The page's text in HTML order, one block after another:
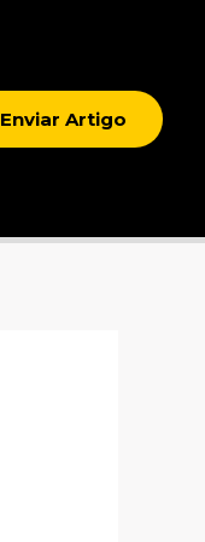
Enviar Artigo